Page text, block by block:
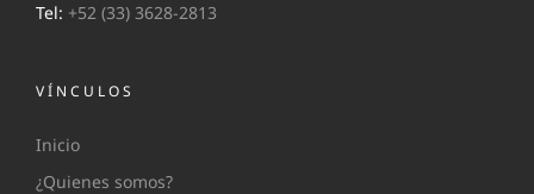
Tel: +52 (33) 3628-2813
VÍNCULOS
Inicio
¿Quienes somos?